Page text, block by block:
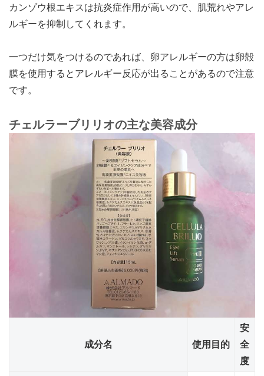
カンゾウ根エキスは抗炎症作用が高いので、肌荒れやアレ
ルギーを抑制してくれます。
一つだけ気をつけるのであれば、卵アレルギーの方は卵殻
膜を使用するとアレルギー反応が出ることがあるので注意
です。
チェルラーブリリオの主な美容成分
成分名 使用目的
安
全
度